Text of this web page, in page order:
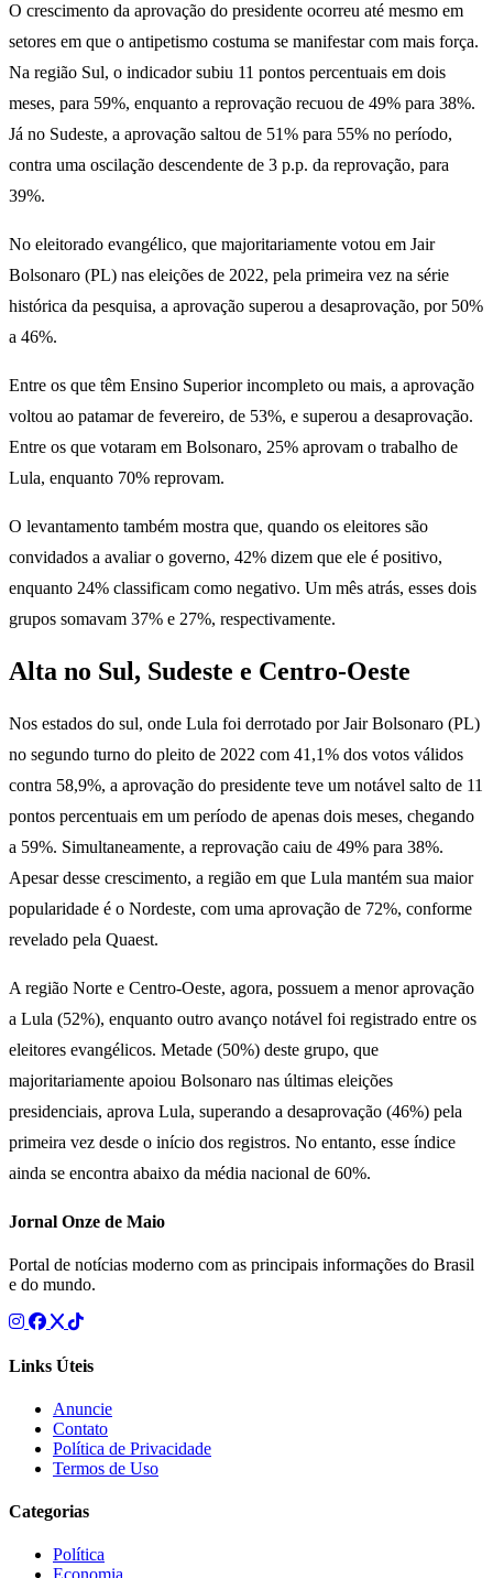
O crescimento da aprovação do presidente ocorreu até mesmo em
setores em que o antipetismo costuma se manifestar com mais força.
Na região Sul, o indicador subiu 11 pontos percentuais em dois
meses, para 59%, enquanto a reprovação recuou de 49% para 38%.
Já no Sudeste, a aprovação saltou de 51% para 55% no período,
contra uma oscilação descendente de 3 p.p. da reprovação, para
39%.
No eleitorado evangélico, que majoritariamente votou em Jair
Bolsonaro (PL) nas eleições de 2022, pela primeira vez na série
histórica da pesquisa, a aprovação superou a desaprovação, por 50%
a 46%.
Entre os que têm Ensino Superior incompleto ou mais, a aprovação
voltou ao patamar de fevereiro, de 53%, e superou a desaprovação.
Entre os que votaram em Bolsonaro, 25% aprovam o trabalho de
Lula, enquanto 70% reprovam.
O levantamento também mostra que, quando os eleitores são
convidados a avaliar o governo, 42% dizem que ele é positivo,
enquanto 24% classificam como negativo. Um mês atrás, esses dois
grupos somavam 37% e 27%, respectivamente.
Alta no Sul, Sudeste e Centro-Oeste
Nos estados do sul, onde Lula foi derrotado por Jair Bolsonaro (PL)
no segundo turno do pleito de 2022 com 41,1% dos votos válidos
contra 58,9%, a aprovação do presidente teve um notável salto de 11
pontos percentuais em um período de apenas dois meses, chegando
a 59%. Simultaneamente, a reprovação caiu de 49% para 38%.
Apesar desse crescimento, a região em que Lula mantém sua maior
popularidade é o Nordeste, com uma aprovação de 72%, conforme
revelado pela Quaest.
A região Norte e Centro-Oeste, agora, possuem a menor aprovação
a Lula (52%), enquanto outro avanço notável foi registrado entre os
eleitores evangélicos. Metade (50%) deste grupo, que
majoritariamente apoiou Bolsonaro nas últimas eleições
presidenciais, aprova Lula, superando a desaprovação (46%) pela
primeira vez desde o início dos registros. No entanto, esse índice
ainda se encontra abaixo da média nacional de 60%.
Jornal Onze de Maio
Portal de notícias moderno com as principais informações do Brasil
e do mundo.
Links Úteis
Anuncie
Contato
Política de Privacidade
Termos de Uso
Categorias
Política